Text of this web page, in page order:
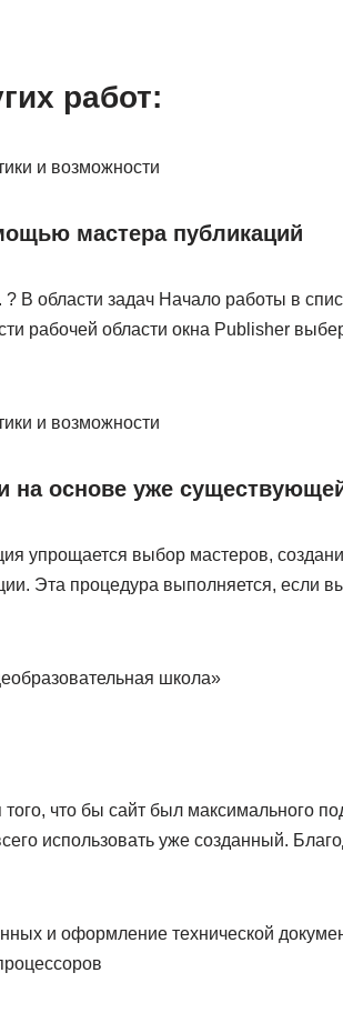
работ:
и возможности
мастера публикаций
В области задач Начало работы в
рабочей области окна Publisher
и возможности
на основе уже
упрощается выбор мастеров,
Эта процедура выполняется, если
школа»
что бы сайт был максимального
использовать уже созданный.
и оформление технической